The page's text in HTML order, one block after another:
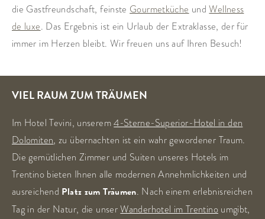
die Gastfreundschaft, feinste Gourmetküche undWellness
de luxe. Das Ergebnis ist ein Urlaub der Extraklasse, der für
immer im Herzen bleibt. Wir freuen uns auf Ihren Besuch!
VIEL RAUM ZUM TRÄUMEN
Im Hotel Tevini, unserem4-Sterne-Superior-Hotel in den
Dolomiten, zu übernachten ist ein wahr gewordener Traum.
Die gemütlichen Zimmer und Suiten unseres Hotels im
Trentino bieten Ihnen alle modernen Annehmlichkeiten und
ausreichend Platz zum Träumen. Nach einem erlebnisreichen
Tag in der Natur, die unserWanderhotel im Trentinoumgibt,